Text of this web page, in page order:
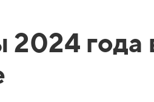
2024 года